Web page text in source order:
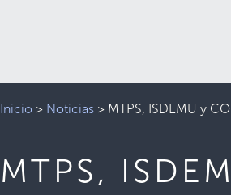
Inicio > Noticias > MTPS, ISDEMU y
MTPS,